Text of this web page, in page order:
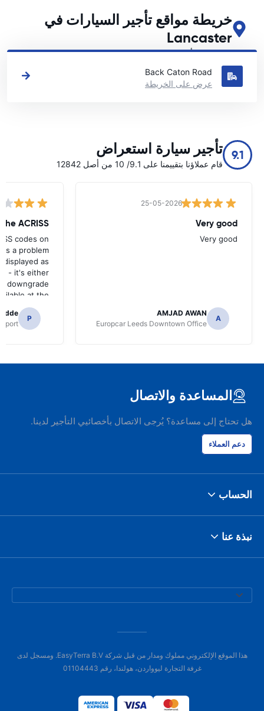
خريطة مواقع تأجير السيارات في
Lancaster
اطلع على مواقع تأجير السيارات الرئيسية لدينا في Lancaster
Back Caton Road
عرض على الخريطة
9.1 تأجير سيارة استعراض
قام عملاؤنا بتقييمنا على 9.1/ 10 من أصل 12842
25-05-2026
Very good
Very good
A
AMJAD AWAN
Europcar Leeds Downtown Office
ACRISS
codes on
a problem
displayed as
- it's either
downgrade
at the
of collection.
P
المساعدة والاتصال
هل تحتاج إلى مساعدة؟ يُرجى الاتصال بأخصائيي التأجير لدينا.
دعم العملاء
الحساب
نبذة عنا
هذا الموقع الإلكتروني مملوك ومدار من قبل شركة EasyTerra B.V. ومسجل لدى
غرفة التجارة ليوواردن، هولندا، رقم 01104443